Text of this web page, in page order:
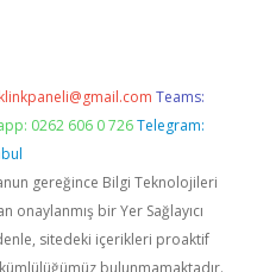
Teams:
0262 606 0 726 Telegram:
gereğince Bilgi Teknolojileri
onaylanmış bir Yer Sağlayıcı
sitedeki içerikleri proaktif
bulunmamaktadır.